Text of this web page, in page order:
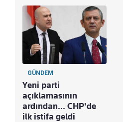
GÜNDEM
Yeni parti
açıklamasının
ardından... CHP'de
ilk istifa geldi